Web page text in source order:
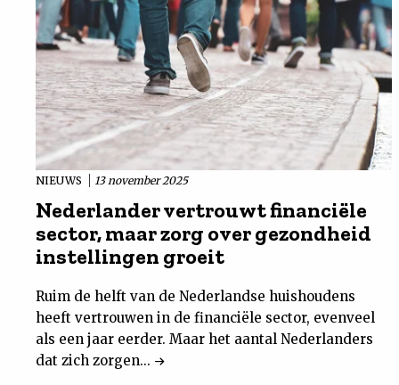
NIEUWS 13 november 2025
Nederlander vertrouwt financiële
sector, maar zorg over gezondheid
instellingen groeit
Ruim de helft van de Nederlandse huishoudens
heeft vertrouwen in de financiële sector, evenveel
als een jaar eerder. Maar het aantal Nederlanders
dat zich zorgen...